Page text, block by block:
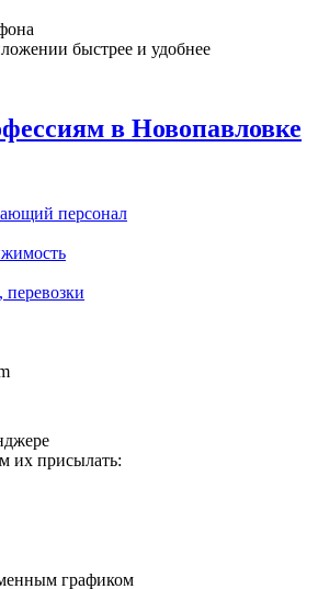
быстрее и удобнее
в Новопавловке
персонал
перевозки
их присылать: